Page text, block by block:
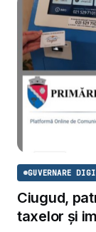
GUVERNARE
Ciugud,
taxelor și